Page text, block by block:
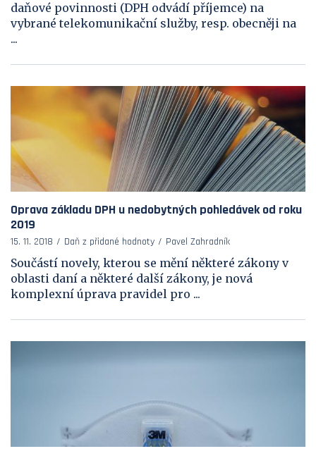
daňové povinnosti (DPH odvádí příjemce) na
vybrané telekomunikační služby, resp. obecněji na
...
Oprava základu DPH u nedobytných pohledávek od roku
2019
15. 11. 2018 Daň z přidané hodnoty Pavel Zahradník
Součástí novely, kterou se mění některé zákony v
oblasti daní a některé další zákony, je nová
komplexní úprava pravidel pro ...